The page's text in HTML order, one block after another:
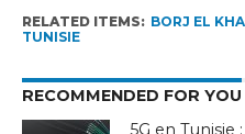
RELATED ITEMS: BORJ EL
TUNISIE
RECOMMENDED FOR YOU
5G en Tunisie